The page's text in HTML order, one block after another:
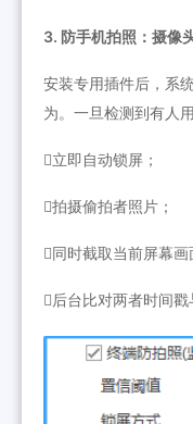
3. 防手机拍照：摄像
安装专用插件后，系
为。一旦检测到有人
立即自动锁屏；
拍摄偷拍者照片；
同时截取当前屏幕画
后台比对两者时间戳